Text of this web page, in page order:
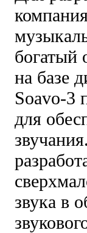
богатый
на базе
Soavo-3
для
звука в